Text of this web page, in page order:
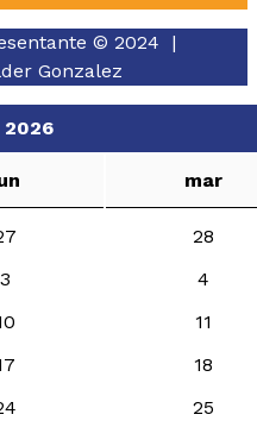
© 2024 |
Gonzalez
mar
28
3
4
11
18
25